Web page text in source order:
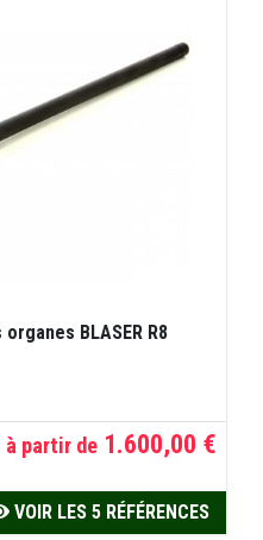
BLASER R8
à partir de 1.600,00 €
VOIR LES 5 RÉFÉRENCES